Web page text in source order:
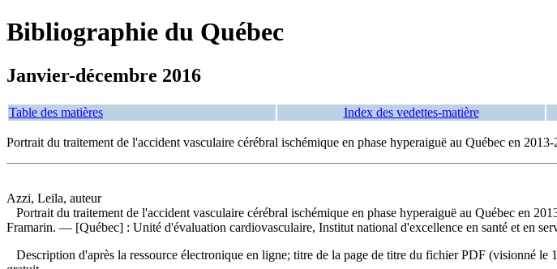
Bibliographie du Québec
Janvier-décembre 2016
Table des matières Index des vedettes-matière
Portrait du traitement de l'accident vasculaire cérébral ischémique en phase hyperaiguë au Québec en 2013-
Azzi, Leila, auteur
Portrait du traitement de l'accident vasculaire cérébral ischémique en phase hyperaiguë au Québec en
Framarin. — [Québec] : Unité d'évaluation cardiovasculaire, Institut national d'excellence en santé et en
Description d'après la ressource électronique en ligne; titre de la page de titre du fichier PDF (visionné